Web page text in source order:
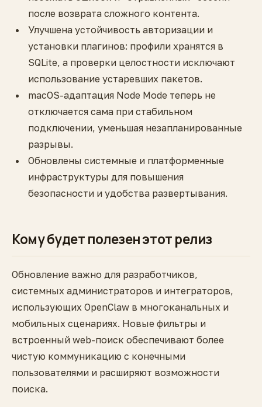
после возврата сложного контента.
Улучшена устойчивость авторизации и
установки плагинов: профили хранятся в
SQLite, а проверки целостности исключают
использование устаревших пакетов.
macOS-адаптация Node Mode теперь не
отключается сама при стабильном
подключении, уменьшая незапланированные
разрывы.
Обновлены системные и платформенные
инфраструктуры для повышения
безопасности и удобства развертывания.
Кому будет полезен этот релиз
Обновление важно для разработчиков,
системных администраторов и интеграторов,
использующих OpenClaw в многоканальных и
мобильных сценариях. Новые фильтры и
встроенный web-поиск обеспечивают более
чистую коммуникацию с конечными
пользователями и расширяют возможности
поиска.